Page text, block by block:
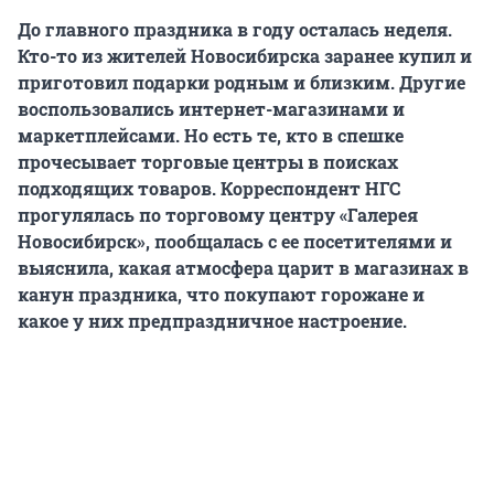
До главного праздника в году осталась неделя.
Кто-то из жителей Новосибирска заранее купил и
приготовил подарки родным и близким. Другие
воспользовались интернет-магазинами и
маркетплейсами. Но есть те, кто в спешке
прочесывает торговые центры в поисках
подходящих товаров. Корреспондент НГС
прогулялась по торговому центру «Галерея
Новосибирск», пообщалась с ее посетителями и
выяснила, какая атмосфера царит в магазинах в
канун праздника, что покупают горожане и
какое у них предпраздничное настроение.